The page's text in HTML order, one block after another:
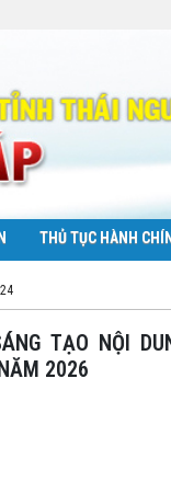
THỦ TỤC HÀNH
2026